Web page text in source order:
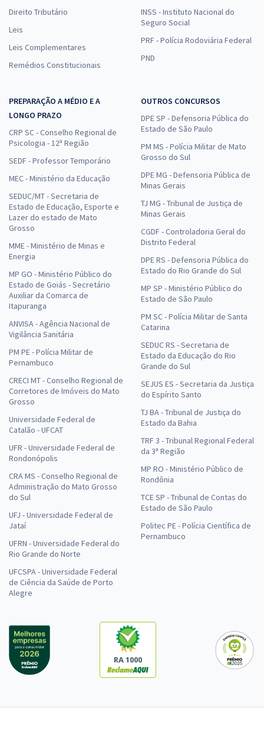
Direito Tributário
Leis
Leis Complementares
Remédios Constitucionais
INSS - Instituto Nacional do
Seguro Social
PRF - Polícia Rodoviária Federal
PND
PREPARAÇÃO A MÉDIO E A
LONGO PRAZO
CRP SC - Conselho Regional de
Psicologia - 12ª Região
SEDF - Professor Temporário
MEC - Ministério da Educação
SEDUC/MT - Secretaria de
Estado de Educação, Esporte e
Lazer do estado de Mato
Grosso
MME - Ministério de Minas e
Energia
MP GO - Ministério Público do
Estado de Goiás - Secretário
Auxiliar da Comarca de
Itapuranga
ANVISA - Agência Nacional de
Vigilância Sanitária
PM PE - Polícia Militar de
Pernambuco
CRECI MT - Conselho Regional de
Corretores de Imóveis do Mato
Grosso
Universidade Federal de
Catalão - UFCAT
UFR - Universidade Federal de
Rondonópolis
CRA MS - Conselho Regional de
Administração do Mato Grosso
do Sul
UFJ - Universidade Federal de
Jataí
UFRN - Universidade Federal do
Rio Grande do Norte
UFCSPA - Universidade Federal
de Ciência da Saúde de Porto
Alegre
OUTROS CONCURSOS
DPE SP - Defensoria Pública do
Estado de São Paulo
PM MS - Polícia Militar de Mato
Grosso do Sul
DPE MG - Defensoria Pública de
Minas Gerais
TJ MG - Tribunal de Justiça de
Minas Gerais
CGDF - Controladoria Geral do
Distrito Federal
DPE RS - Defensoria Pública do
Estado do Rio Grande do Sul
MP SP - Ministério Público do
Estado de São Paulo
PM SC - Polícia Militar de Santa
Catarina
SEDUC RS - Secretaria de
Estado da Educação do Rio
Grande do Sul
SEJUS ES - Secretaria da Justiça
do Espírito Santo
TJ BA - Tribunal de Justiça do
Estado da Bahia
TRF 3 - Tribunal Regional Federal
da 3ª Região
MP RO - Ministério Público de
Rondônia
TCE SP - Tribunal de Contas do
Estado de São Paulo
Politec PE - Polícia Científica de
Pernambuco
RA 1000